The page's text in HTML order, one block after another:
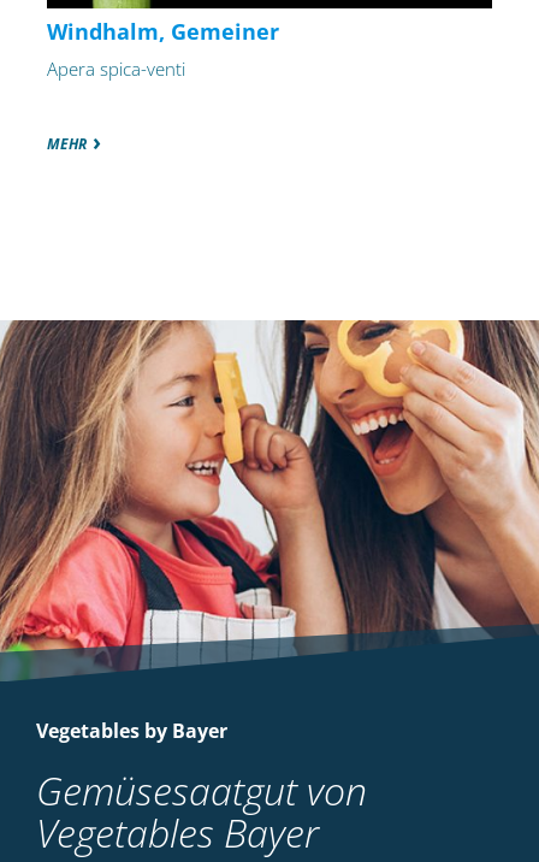
Windhalm, Gemeiner
Apera spica-venti
MEHR
Vegetables by Bayer
Gemüsesaatgut von
Vegetables Bayer